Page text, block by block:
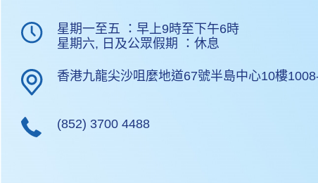
星期一至五 ：早上9時至下午6時
星期六, 日及公眾假期 ：休息
香港九龍尖沙咀麼地道67號半島中心10樓
(852) 3700 4488